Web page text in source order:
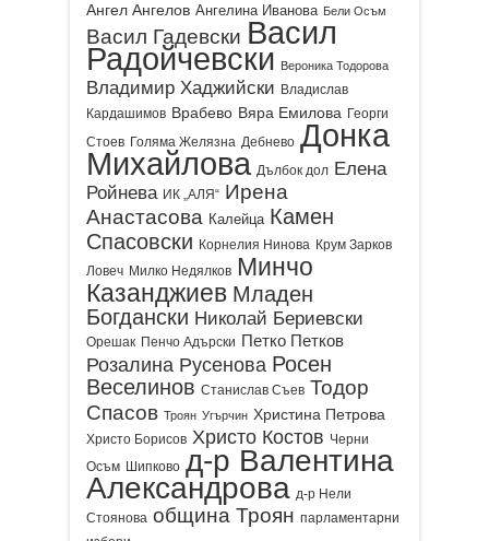
Ангел Ангелов Ангелина Иванова Бели Осъм
Васил Гадевски Васил
Радойчевски Вероника Тодорова
Владимир Хаджийски Владислав
Кардашимов Врабево Вяра Емилова Георги
Стоев Голяма Желязна Дебнево Донка
Михайлова Дълбок дол Елена
Ройнева ИК „АЛЯ“ Ирена
Анастасова Калейца Камен
Спасовски Корнелия Нинова Крум Зарков
Ловеч Милко Недялков Минчо
Казанджиев Младен
Богдански Николай Бериевски
Орешак Пенчо Адърски Петко Петков
Розалина Русенова Росен
Веселинов Станислав Съев Тодор
Спасов Троян Угърчин Христина Петрова
Христо Борисов Христо Костов Черни
Осъм
Шипково д-р Валентина
Александрова д-р Нели
Стоянова община Троян парламентарни